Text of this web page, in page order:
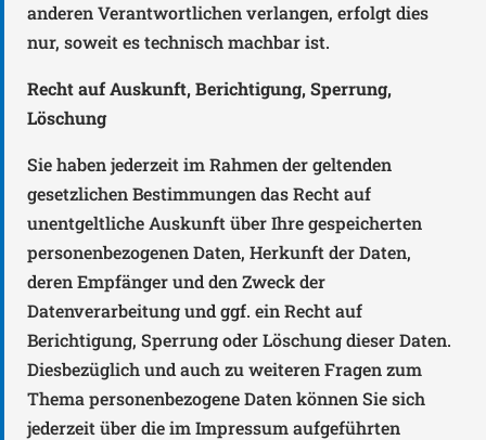
anderen Verantwortlichen verlangen, erfolgt dies
nur, soweit es technisch machbar ist.
Recht auf Auskunft, Berichtigung, Sperrung,
Löschung
Sie haben jederzeit im Rahmen der geltenden
gesetzlichen Bestimmungen das Recht auf
unentgeltliche Auskunft über Ihre gespeicherten
personenbezogenen Daten, Herkunft der Daten,
deren Empfänger und den Zweck der
Datenverarbeitung und ggf. ein Recht auf
Berichtigung, Sperrung oder Löschung dieser Daten.
Diesbezüglich und auch zu weiteren Fragen zum
Thema personenbezogene Daten können Sie sich
jederzeit über die im Impressum aufgeführten